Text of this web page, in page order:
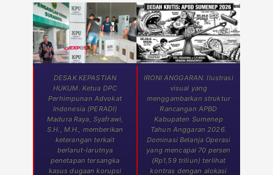
DESAK KEPASTIAN
HUKUM. Ketua DPC
Perhimpunan Advokat
Indonesia (PERADI)
Madura Raya, Syafrawi,
S.H., M.H., memberikan
keterangan terkait
berlarut-larutnya
penetapan tersangka
kasus dugaan korupsi
IRONI ANGGARAN. Ilustrasi
visual yang
menggambarkan struktur
Rancangan APBD
Kabupaten Sumenep
Tahun Anggaran 2026.
Dominasi Belanja Operasi
yang mencapai 70 persen
(Rp1,59 triliun) terlihat
kontras dengan alokasi